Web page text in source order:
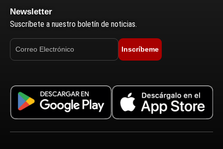
Newsletter
Suscríbete a nuestro boletín de noticias.
Inscríbeme